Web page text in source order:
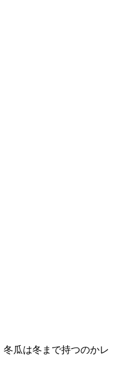
瓜は冬まで持つのかレ